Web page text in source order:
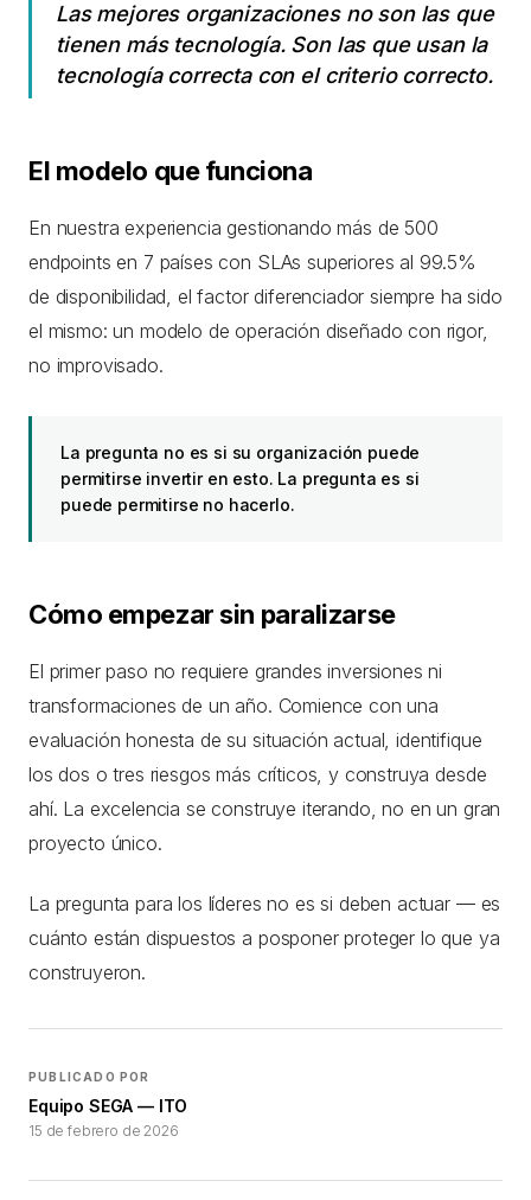
Las mejores organizaciones no son las que
tienen más tecnología. Son las que usan la
tecnología correcta con el criterio correcto.
El modelo que funciona
En nuestra experiencia gestionando más de 500
endpoints en 7 países con SLAs superiores al 99.5%
de disponibilidad, el factor diferenciador siempre ha sido
el mismo: un modelo de operación diseñado con rigor,
no improvisado.
La pregunta no es si su organización puede
permitirse invertir en esto. La pregunta es si
puede permitirse no hacerlo.
Cómo empezar sin paralizarse
El primer paso no requiere grandes inversiones ni
transformaciones de un año. Comience con una
evaluación honesta de su situación actual, identifique
los dos o tres riesgos más críticos, y construya desde
ahí. La excelencia se construye iterando, no en un gran
proyecto único.
La pregunta para los líderes no es si deben actuar — es
cuánto están dispuestos a posponer proteger lo que ya
construyeron.
PUBLICADO POR
Equipo SEGA — ITO
15 de febrero de 2026